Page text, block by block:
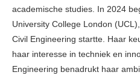
academische studies. In 2024
University College London
Civil Engineering startte. Haar
haar interesse in techniek en
Engineering benadrukt haar